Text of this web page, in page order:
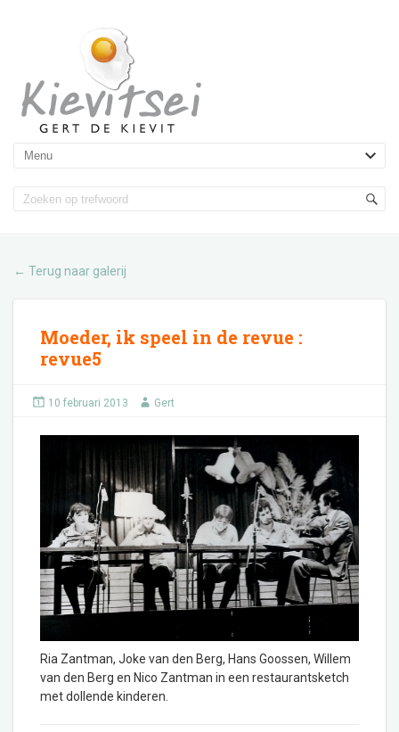
← Terug naar galerij
Moeder, ik speel in de revue :
revue5
10 februari 2013 Gert
Ria Zantman, Joke van den Berg, Hans Goossen, Willem
van den Berg en Nico Zantman in een restaurantsketch
met dollende kinderen.